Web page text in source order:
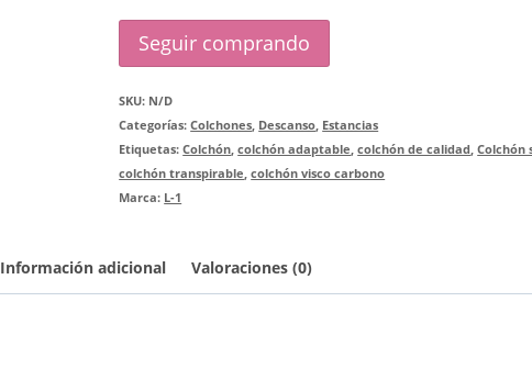
Seguir comprando
SKU: N/D
Categorías:Colchones Descanso Estancias
Etiquetas:Colchón ,colchón adaptable ,colchón de calidad ,Colchón
colchón transpirable ,colchón visco carbono
Marca: L-1
Información adicional Valoraciones (0)